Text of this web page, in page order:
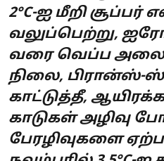
2°C-ஐ மீறி
வலுப்பெற்று,
வரை வெப்ப அலை,
நிலை, பிரான்ஸ்-
காட்டுத்தீ,
காடுகள் அழிவு
பேரழிவுகளை